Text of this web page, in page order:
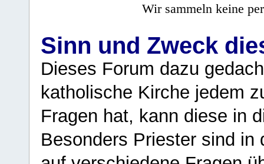
Wir sammeln keine
Sinn und Zweck
Dieses Forum dazu
katholische Kirche jedem
Fragen hat, kann diese in
Besonders Priester sind in